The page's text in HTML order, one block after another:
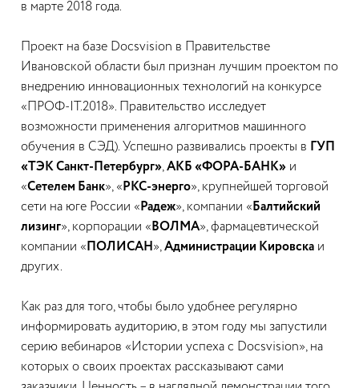
в марте 2018 года.
Проект на базе Docsvision в Правительстве
Ивановской области был признан лучшим проектом по
внедрению инновационных технологий на конкурсе
«ПРОФ-IT.2018». Правительство исследует
возможности применения алгоритмов машинного
обучения в СЭД). Успешно развивались проекты в
ГУП
«ТЭК Санкт-Петербург»,АКБ «ФОРА-БАНК» и
«Сетелем Банк», « РКС-энерго», крупнейшей торговой
сети на юге России « Радеж», компании « Балтийский
лизинг», корпорации « ВОЛМА», фармацевтической
компании « ПОЛИСАН »,Администрации Кировска и
других.
Как раз для того, чтобы было удобнее регулярно
информировать аудиторию, в этом году мы запустили
серию вебинаров «Истории успеха с Docsvision», на
которых о своих проектах рассказывают сами